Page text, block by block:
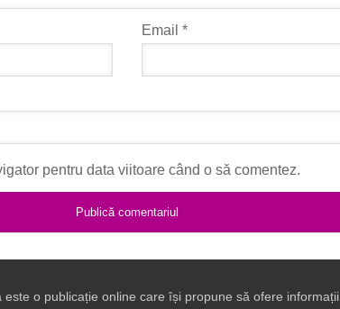
Email *
pentru data viitoare când o să comentez.
este o publicație online care își propune să ofere informații